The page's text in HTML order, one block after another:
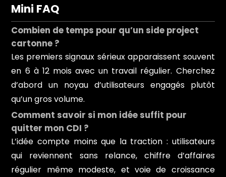
Mini FAQ
Combien de temps pour qu’un side project
cartonne ?
Les premiers signaux sérieux apparaissent souvent
en 6 à 12 mois avec un travail régulier. Cherchez
d’abord un noyau d’utilisateurs engagés plutôt
qu’un gros volume.
Comment savoir si mon idée suffit pour
quitter mon CDI ?
L’idée compte moins que la traction : utilisateurs
qui reviennent sans relance, chiffre d’affaires
régulier même modeste, et voie de croissance